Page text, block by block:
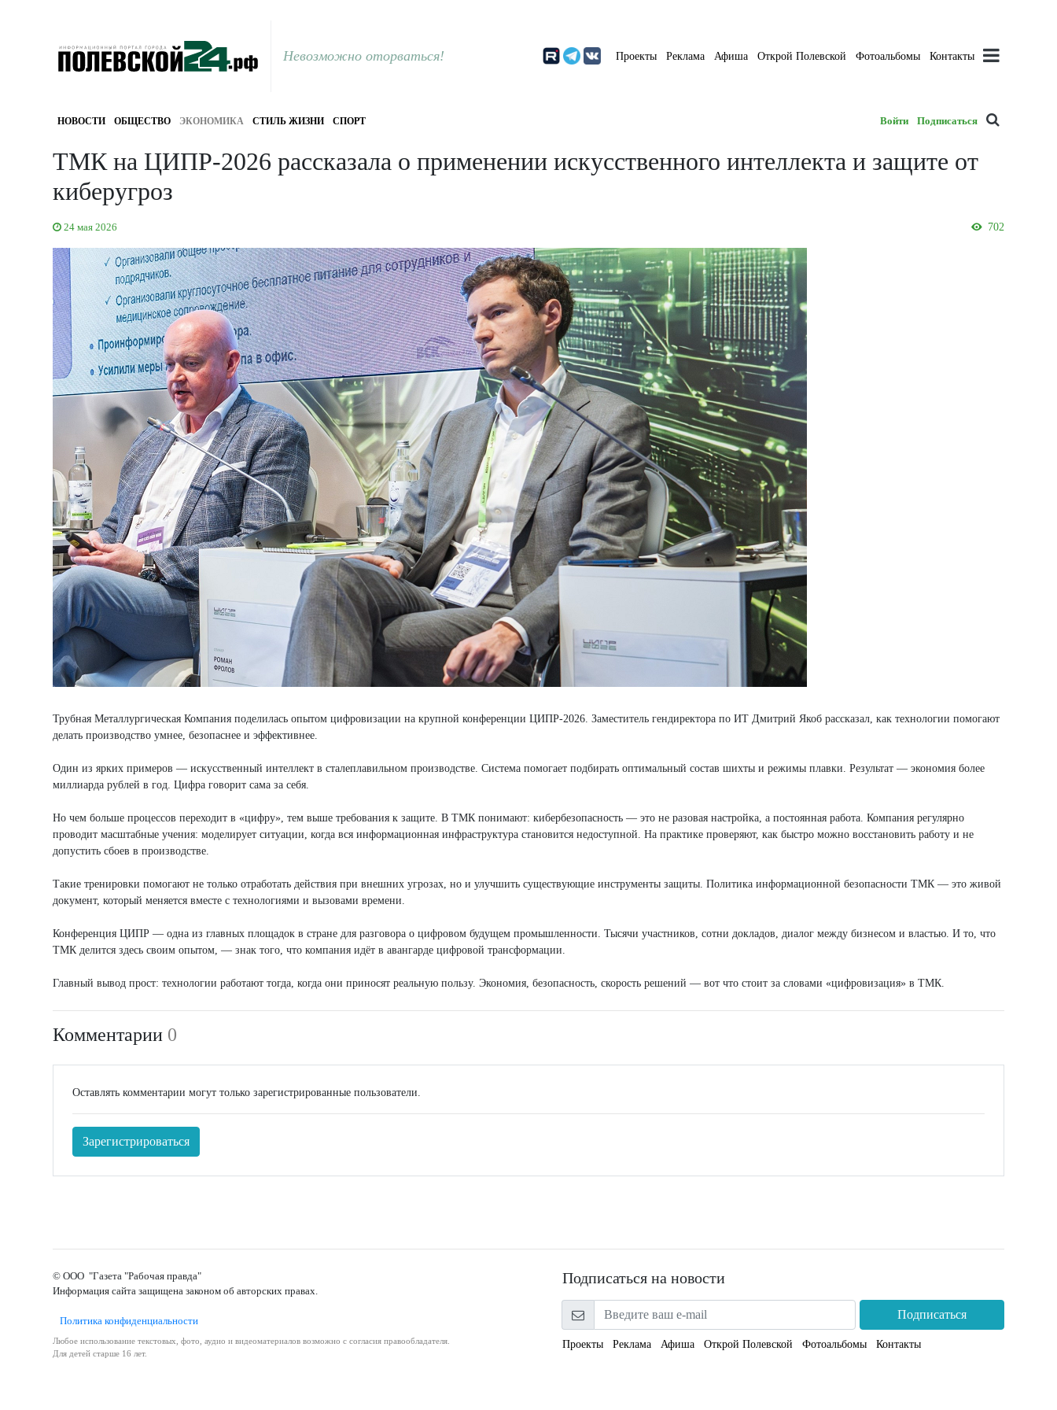
Невозможно оторваться! Проекты Реклама Афиша Открой Полевской Фотоальбомы Контакты
НОВОСТИ ОБЩЕСТВО ЭКОНОМИКА СТИЛЬ ЖИЗНИ СПОРТ Войти Подписаться
ТМК на ЦИПР-2026 рассказала о применении искусственного интеллекта и защите от
киберугроз
24 мая 2026 702
Трубная Металлургическая Компания поделилась опытом цифровизации на крупной конференции ЦИПР-2026. Заместитель гендиректора по ИТ Дмитрий Якоб рассказал, как технологии помогают
делать производство умнее, безопаснее и эффективнее.
Один из ярких примеров — искусственный интеллект в сталеплавильном производстве. Система помогает подбирать оптимальный состав шихты и режимы плавки. Результат — экономия более
миллиарда рублей в год. Цифра говорит сама за себя.
Но чем больше процессов переходит в «цифру», тем выше требования к защите. В ТМК понимают: кибербезопасность — это не разовая настройка, а постоянная работа. Компания регулярно
проводит масштабные учения: моделирует ситуации, когда вся информационная инфраструктура становится недоступной. На практике проверяют, как быстро можно восстановить работу и не
допустить сбоев в производстве.
Такие тренировки помогают не только отработать действия при внешних угрозах, но и улучшить существующие инструменты защиты. Политика информационной безопасности ТМК — это живой
документ, который меняется вместе с технологиями и вызовами времени.
Конференция ЦИПР — одна из главных площадок в стране для разговора о цифровом будущем промышленности. Тысячи участников, сотни докладов, диалог между бизнесом и властью. И то, что
ТМК делится здесь своим опытом, — знак того, что компания идёт в авангарде цифровой трансформации.
Главный вывод прост: технологии работают тогда, когда они приносят реальную пользу. Экономия, безопасность, скорость решений — вот что стоит за словами «цифровизация» в ТМК.
Комментарии 0
Оставлять комментарии могут только зарегистрированные пользователи.
Зарегистрироваться
© ООО "Газета "Рабочая правда"
Информация сайта защищена законом об авторских правах.
Политика конфиденциальности
Любое использование текстовых, фото, аудио и видеоматериалов возможно с согласия правообладателя.
Для детей старше 16 лет.
Подписаться на новости
Подписаться
Проекты Реклама Афиша Открой Полевской Фотоальбомы Контакты